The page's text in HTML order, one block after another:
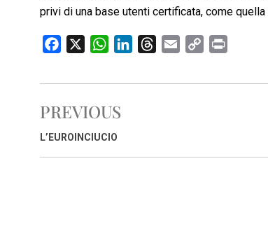
privi di una base utenti certificata, come
c
b
o
W
a
s
A
n
r
a
p
i
PREVIOUS
L’EUROINCIUCIO